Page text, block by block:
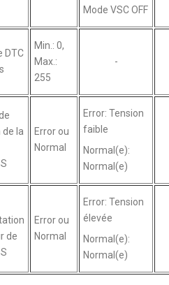
Mode VSC OFF
DTC
Min.: 0,
Max.:
255
-
la
Error ou
Normal
Error: Tension
faible
Normal(e):
Normal(e)
de
Error ou
Normal
Error: Tension
élevée
Normal(e):
Normal(e)